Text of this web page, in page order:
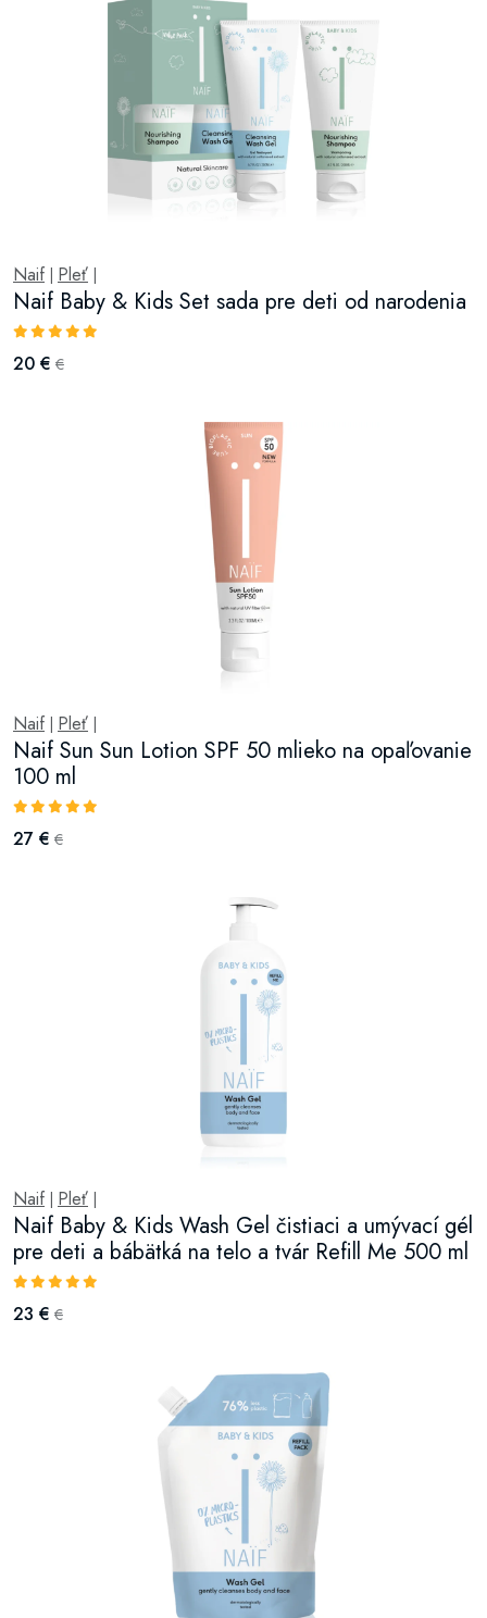
Naif Pleť
Naif Baby & Kids Set sada pre deti od narodenia
20 € €
Naif Pleť
Naif Sun Sun Lotion SPF 50 mlieko na opaľovanie
100 ml
27 € €
Naif Pleť
Naif Baby & Kids Wash Gel čistiaci a umývací gél
pre deti a bábätká na telo a tvár Refill Me 500 ml
23 € €